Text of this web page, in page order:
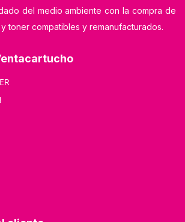
del medio ambiente con la compra de
toner compatibles y remanufacturados.